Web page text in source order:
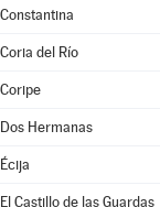
Constantina
Coria del Río
Coripe
Dos Hermanas
Écija
El Castillo de las Guardas